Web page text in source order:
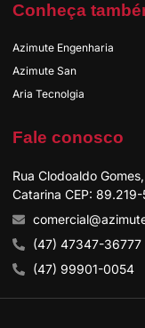
Conheça
Azimute Engenharia
Azimute San
Aria Tecnolgia
Fale conosco
Rua Clodoaldo
Catarina CEP: 89.219-
(47) 47347-36777
(47) 99901-0054